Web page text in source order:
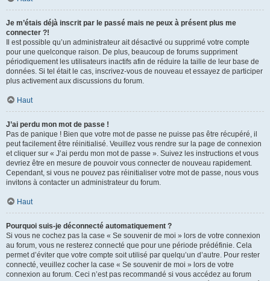
Je m’étais déjà inscrit par le passé mais ne peux à présent plus me
connecter ?!
Il est possible qu’un administrateur ait désactivé ou supprimé votre compte
pour une quelconque raison. De plus, beaucoup de forums suppriment
périodiquement les utilisateurs inactifs afin de réduire la taille de leur base de
données. Si tel était le cas, inscrivez-vous de nouveau et essayez de participer
plus activement aux discussions du forum.
Haut
J’ai perdu mon mot de passe !
Pas de panique ! Bien que votre mot de passe ne puisse pas être récupéré, il
peut facilement être réinitialisé. Veuillez vous rendre sur la page de connexion
et cliquer sur « J’ai perdu mon mot de passe ». Suivez les instructions et vous
devriez être en mesure de pouvoir vous connecter de nouveau rapidement.
Cependant, si vous ne pouvez pas réinitialiser votre mot de passe, nous vous
invitons à contacter un administrateur du forum.
Haut
Pourquoi suis-je déconnecté automatiquement ?
Si vous ne cochez pas la case « Se souvenir de moi » lors de votre connexion
au forum, vous ne resterez connecté que pour une période prédéfinie. Cela
permet d’éviter que votre compte soit utilisé par quelqu’un d’autre. Pour rester
connecté, veuillez cocher la case « Se souvenir de moi » lors de votre
connexion au forum. Ceci n’est pas recommandé si vous accédez au forum